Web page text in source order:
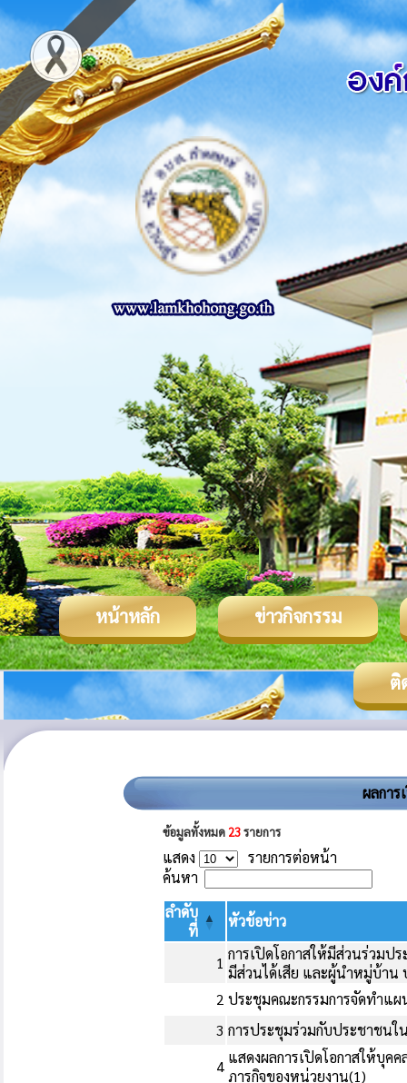
หน้าหลัก ข่าวกิจกรรม
ติ
ผลกา
ข้อมูลทั้งหมด 23รายการ
แสดง
รายการต่อหน้า
ค้นหา
ลำดับ
ที่
หัวข้อข่าว
1 การเปิดโอกาสให้มีส่วนร่วมป
มีส่วนได้เสีย และผู้นำหมู่บ้าน
2 ประชุมคณะกรรมการจัดทำแ
3 การประชุมร่วมกับประชาชนใ
4 แสดงผลการเปิดโอกาสให้บุค
ภารกิจของหน่วยงาน(1)